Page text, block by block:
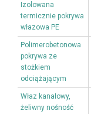
Izolowana
termicznie pokrywa
włazowa PE
Polimerobetonowa
pokrywa ze
stożkiem
odciążającym
Właz kanałowy,
żeliwny nośność